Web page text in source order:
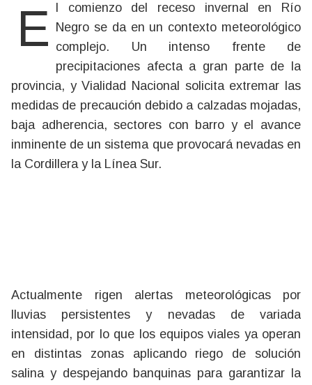
El comienzo del receso invernal en Río
Negro se da en un contexto meteorológico
complejo. Un intenso frente de
precipitaciones afecta a gran parte de la
provincia, y Vialidad Nacional solicita extremar las
medidas de precaución debido a calzadas mojadas,
baja adherencia, sectores con barro y el avance
inminente de un sistema que provocará nevadas en
la Cordillera y la Línea Sur.
Actualmente rigen alertas meteorológicas por
lluvias persistentes y nevadas de variada
intensidad, por lo que los equipos viales ya operan
en distintas zonas aplicando riego de solución
salina y despejando banquinas para garantizar la